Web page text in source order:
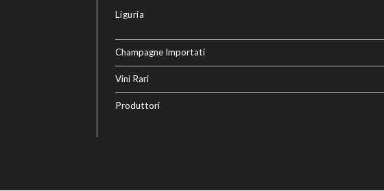
Liguria
Champagne Importati
Vini Rari
Produttori